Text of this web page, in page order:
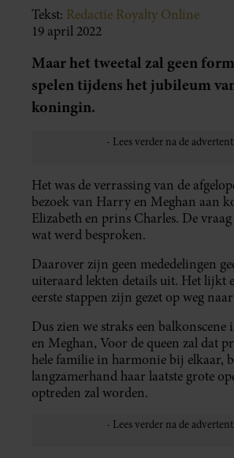
Tekst: Redactie Royalty Online
19 april 2022
Maar het tweetal zal geen
spelen tijdens het jubileum
koningin.
Het was de verrassing van de
bezoek van Harry en Meghan aan
Elizabeth en prins Charles. De
wat werd besproken.
Daarover zijn geen mededelingen
uiteraard lekten details uit. Het lijkt
eerste stappen zijn gezet op weg
Dus zien we straks een
en Meghan, Voor de queen zal dat
hele familie in harmonie bij elkaar,
langzamerhand haar laatste grote
optreden zal worden.